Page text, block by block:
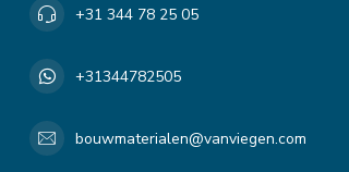
+31 344 78 25 05
+31344782505
bouwmaterialen@vanviegen.com